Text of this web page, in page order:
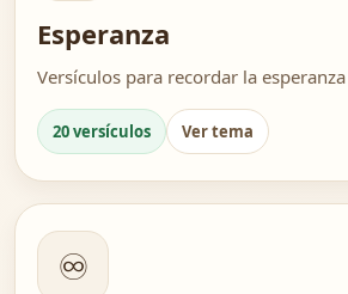
Esperanza
Versículos para recordar la
20 versículos Ver tema
♾️